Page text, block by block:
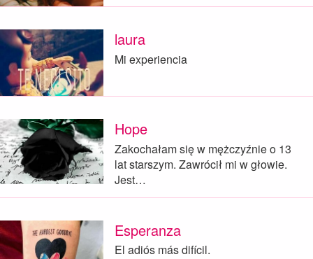
laura
Mi experiencia
Hope
Zakochałam się w mężczyźnie o 13
lat starszym. Zawrócił mi w głowie.
Jest…
Esperanza
El adiós más difícil.